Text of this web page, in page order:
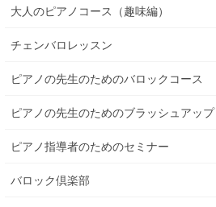
大人のピアノコース（趣味編）
チェンバロレッスン
ピアノの先生のためのバロックコース
ピアノの先生のためのブラッシュアップ
ピアノ指導者のためのセミナー
バロック倶楽部